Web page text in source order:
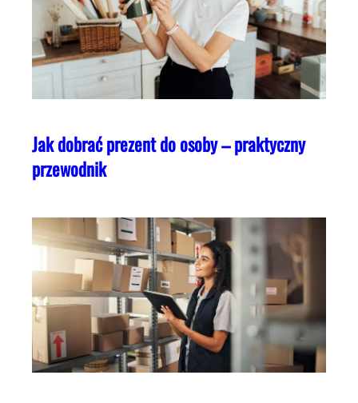
Jak dobrać prezent do osoby – praktyczny
przewodnik